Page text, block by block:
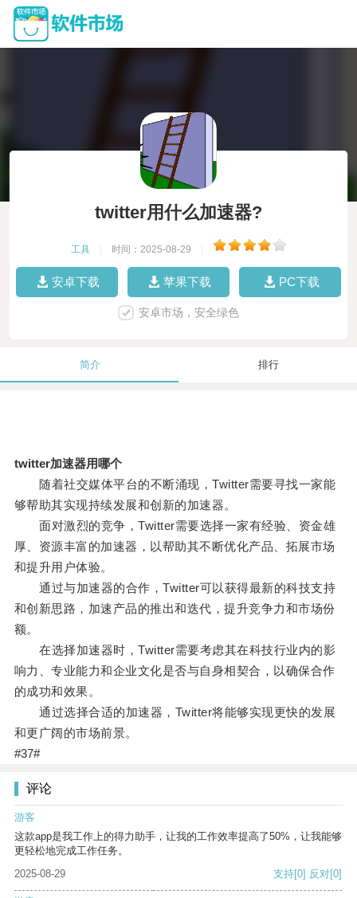
twitter用什么加速器?
工具 时间：2025-08-29
安卓下载 苹果下载 PC下载
安卓市场，安全绿色
简介 排行
twitter加速器用哪个
随着社交媒体平台的不断涌现，Twitter需要寻找一家能
够帮助其实现持续发展和创新的加速器。
面对激烈的竞争，Twitter需要选择一家有经验、资金雄
厚、资源丰富的加速器，以帮助其不断优化产品、拓展市场
和提升用户体验。
通过与加速器的合作，Twitter可以获得最新的科技支持
和创新思路，加速产品的推出和迭代，提升竞争力和市场份
额。
在选择加速器时，Twitter需要考虑其在科技行业内的影
响力、专业能力和企业文化是否与自身相契合，以确保合作
的成功和效果。
通过选择合适的加速器，Twitter将能够实现更快的发展
和更广阔的市场前景。
#37#
评论
游客
这款app是我工作上的得力助手，让我的工作效率提高了50%，让我能够
更轻松地完成工作任务。
2025-08-29
支持[0] 反对[0]